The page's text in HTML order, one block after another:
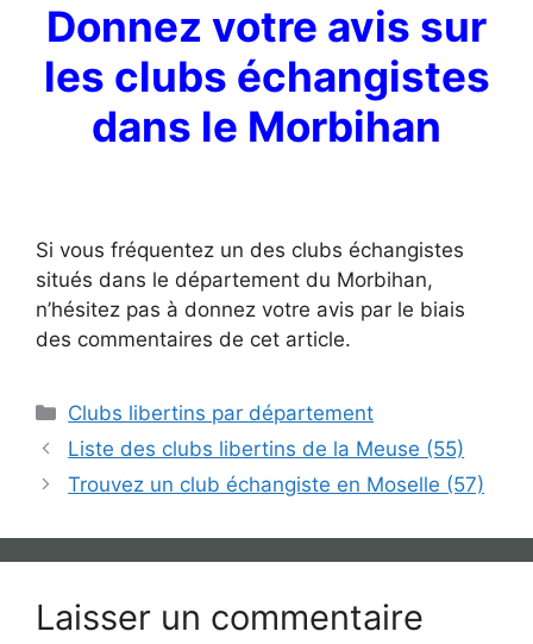
Donnez votre avis sur
les clubs échangistes
dans le Morbihan
Si vous fréquentez un des clubs échangistes
situés dans le département du Morbihan,
n’hésitez pas à donnez votre avis par le biais
des commentaires de cet article.
Catégories
Clubs libertins par département
Liste des clubs libertins de la Meuse (55)
Trouvez un club échangiste en Moselle (57)
Laisser un commentaire